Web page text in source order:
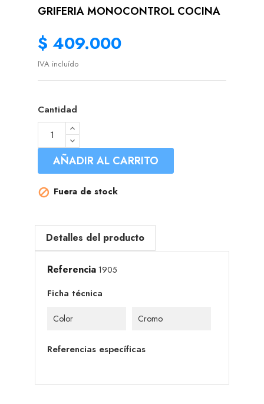
GRIFERIA MONOCONTROL COCINA
$ 409.000
IVA incluído
Cantidad
AÑADIR AL CARRITO
 Fuera de stock
Detalles del producto
Referencia 1905
Ficha técnica
Color Cromo
Referencias específicas